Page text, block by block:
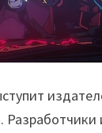
. Разработчики